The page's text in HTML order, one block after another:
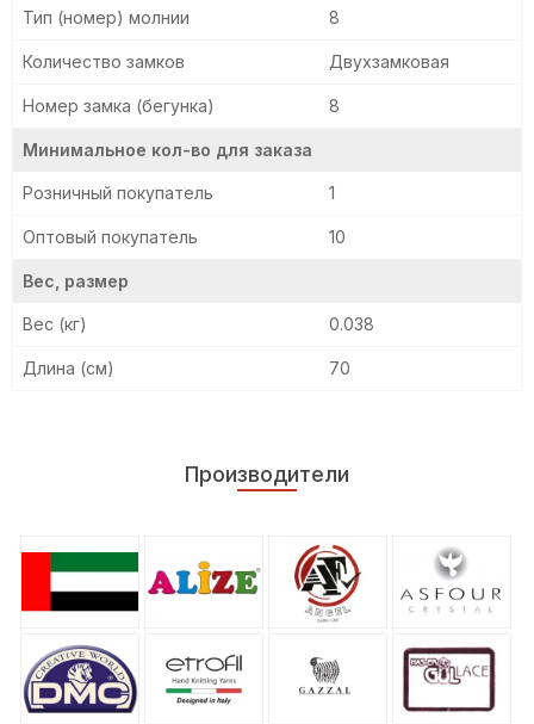
Тип (номер) молнии 8
Количество замков Двухзамковая
Номер замка (бегунка) 8
Минимальное кол-во для заказа
Розничный покупатель 1
Оптовый покупатель 10
Вес, размер
Вес (кг) 0.038
Длина (см) 70
Производители